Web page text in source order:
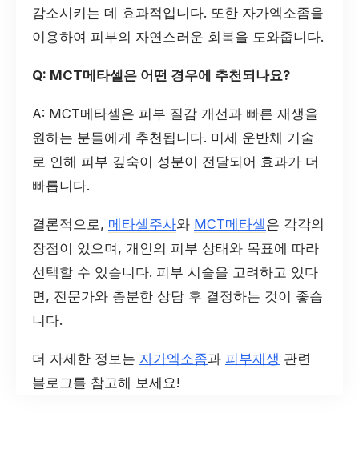
감소시키는 데 효과적입니다. 또한 자가엑소좀을
이용하여 피부의 자연스러운 회복을 도와줍니다.
Q: MCT메타셀은 어떤 경우에 추천되나요?
A: MCT메타셀은 피부 질감 개선과 빠른 재생을
원하는 분들에게 추천됩니다. 미세 운반체 기술
로 인해 피부 깊숙이 성분이 전달되어 효과가 더
빠릅니다.
결론적으로, 메타셀주사와 MCT메타셀은 각각의
장점이 있으며, 개인의 피부 상태와 목표에 따라
선택할 수 있습니다. 피부 시술을 고려하고 있다
면, 전문가와 충분한 상담 후 결정하는 것이 좋습
니다.
더 자세한 정보는 자가엑소좀과 피부재생 관련
블로그를 참고해 보세요!